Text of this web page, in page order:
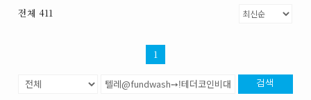
전체 411
1
검색